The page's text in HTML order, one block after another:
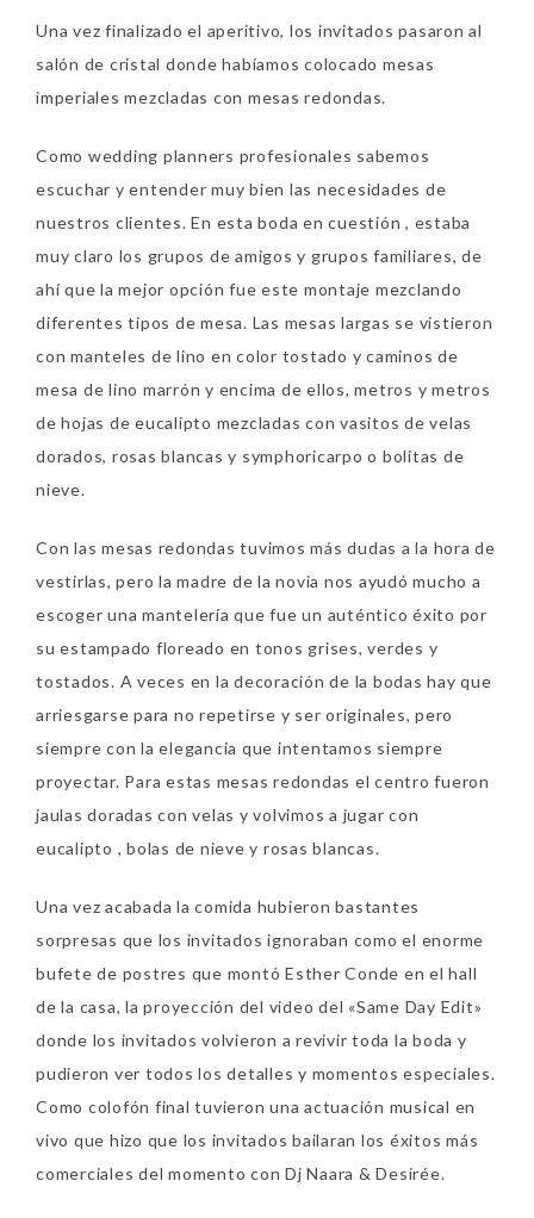
Una vez finalizado el aperitivo, los invitados pasaron al
salón de cristal donde habíamos colocado mesas
imperiales mezcladas con mesas redondas.
Como wedding planners profesionales sabemos
escuchar y entender muy bien las necesidades de
nuestros clientes. En esta boda en cuestión , estaba
muy claro los grupos de amigos y grupos familiares, de
ahí que la mejor opción fue este montaje mezclando
diferentes tipos de mesa. Las mesas largas se vistieron
con manteles de lino en color tostado y caminos de
mesa de lino marrón y encima de ellos, metros y metros
de hojas de eucalipto mezcladas con vasitos de velas
dorados, rosas blancas y symphoricarpo o bolitas de
nieve.
Con las mesas redondas tuvimos más dudas a la hora de
vestirlas, pero la madre de la novia nos ayudó mucho a
escoger una mantelería que fue un auténtico éxito por
su estampado floreado en tonos grises, verdes y
tostados. A veces en la decoración de la bodas hay que
arriesgarse para no repetirse y ser originales, pero
siempre con la elegancia que intentamos siempre
proyectar. Para estas mesas redondas el centro fueron
jaulas doradas con velas y volvimos a jugar con
eucalipto , bolas de nieve y rosas blancas.
Una vez acabada la comida hubieron bastantes
sorpresas que los invitados ignoraban como el enorme
bufete de postres que montó Esther Conde en el hall
de la casa, la proyección del video del «Same Day Edit»
donde los invitados volvieron a revivir toda la boda y
pudieron ver todos los detalles y momentos especiales.
Como colofón final tuvieron una actuación musical en
vivo que hizo que los invitados bailaran los éxitos más
comerciales del momento con Dj Naara & Desirée.